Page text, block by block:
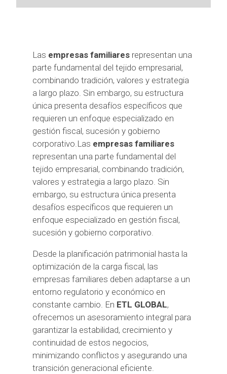
Las empresas familiares representan una
parte fundamental del tejido empresarial,
combinando tradición, valores y estrategia
a largo plazo. Sin embargo, su estructura
única presenta desafíos específicos que
requieren un enfoque especializado en
gestión fiscal, sucesión y gobierno
corporativo.Las empresas familiares
representan una parte fundamental del
tejido empresarial, combinando tradición,
valores y estrategia a largo plazo. Sin
embargo, su estructura única presenta
desafíos específicos que requieren un
enfoque especializado en gestión fiscal,
sucesión y gobierno corporativo.
Desde la planificación patrimonial hasta la
optimización de la carga fiscal, las
empresas familiares deben adaptarse a un
entorno regulatorio y económico en
constante cambio. En ETL GLOBAL,
ofrecemos un asesoramiento integral para
garantizar la estabilidad, crecimiento y
continuidad de estos negocios,
minimizando conflictos y asegurando una
transición generacional eficiente.